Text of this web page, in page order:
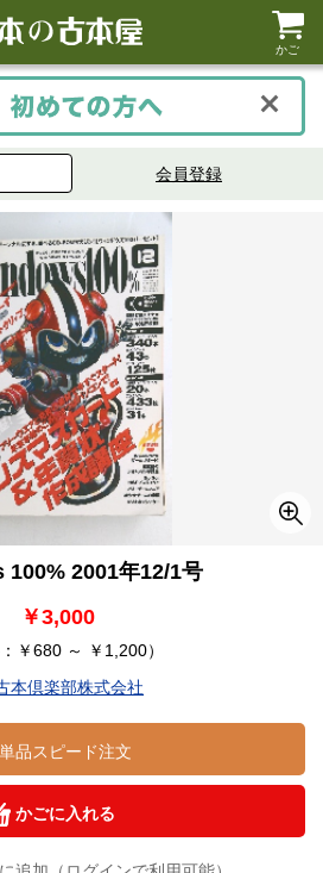
かご
会員登録
2001年12/1号
￥3,000
：￥680 ～ ￥1,200）
本倶楽部株式会社
単品スピード注文
かごに入れる